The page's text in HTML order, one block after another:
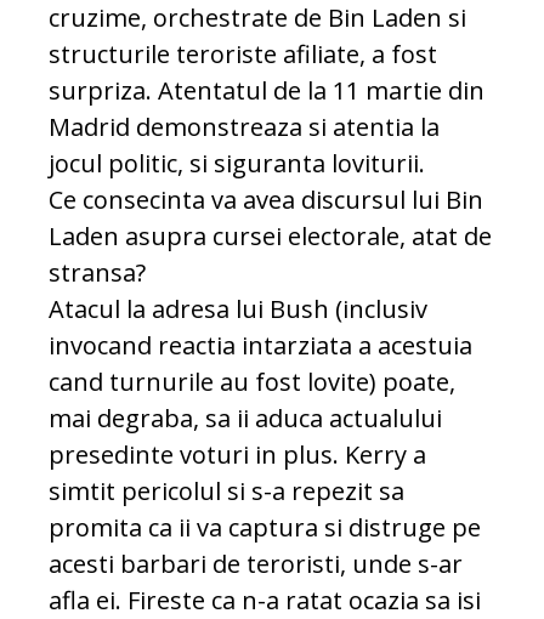
cruzime, orchestrate de Bin Laden si
structurile teroriste afiliate, a fost
surpriza. Atentatul de la 11 martie din
Madrid demonstreaza si atentia la
jocul politic, si siguranta loviturii.
Ce consecinta va avea discursul lui Bin
Laden asupra cursei electorale, atat de
stransa?
Atacul la adresa lui Bush (inclusiv
invocand reactia intarziata a acestuia
cand turnurile au fost lovite) poate,
mai degraba, sa ii aduca actualului
presedinte voturi in plus. Kerry a
simtit pericolul si s-a repezit sa
promita ca ii va captura si distruge pe
acesti barbari de teroristi, unde s-ar
afla ei. Fireste ca n-a ratat ocazia sa isi